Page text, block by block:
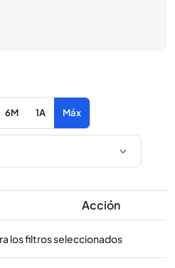
6M 1A Máx
Acción
los filtros seleccionados